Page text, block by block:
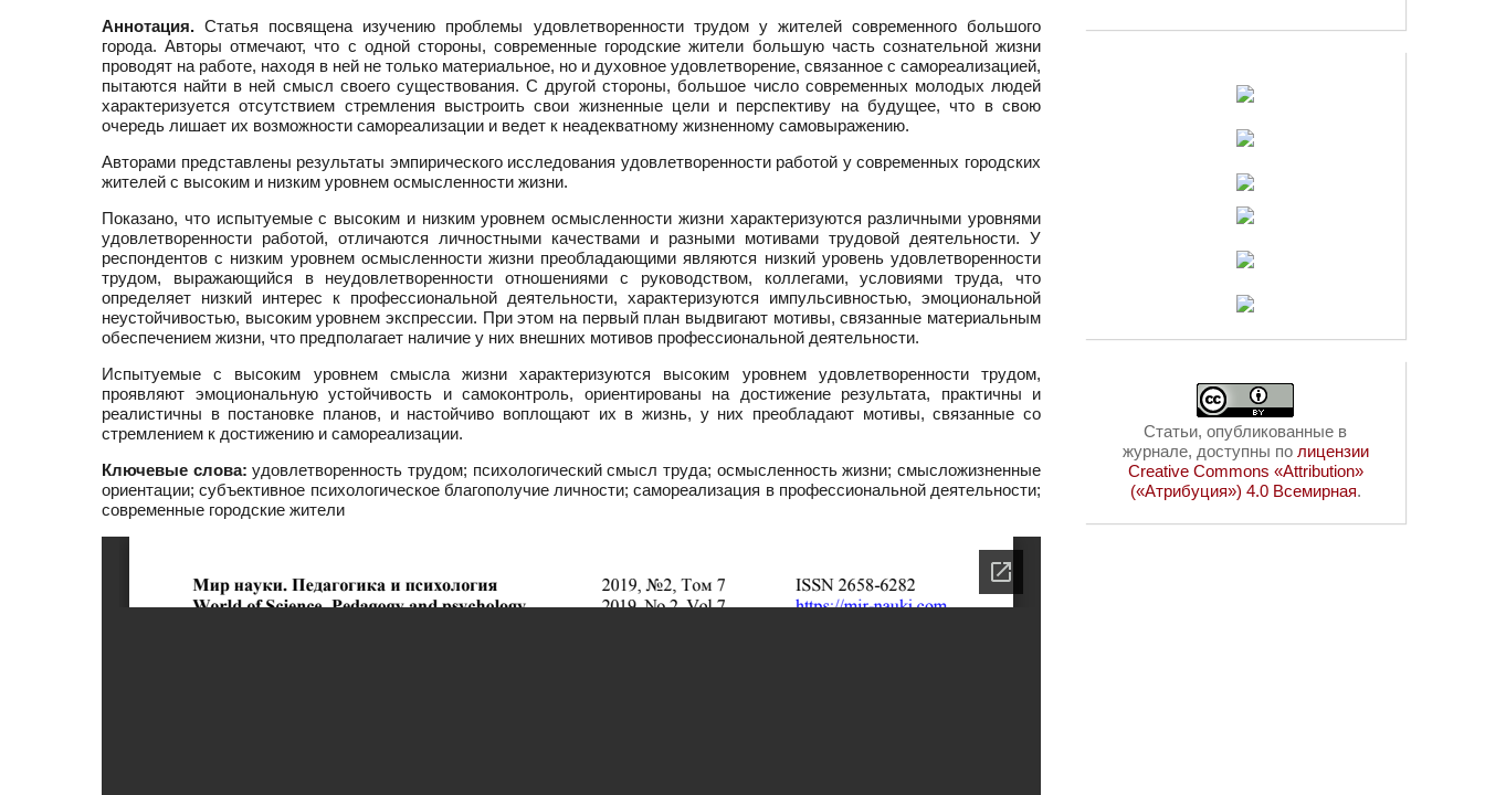
Аннотация. Статья посвящена изучению проблемы удовлетворенности трудом у жителей современного большого
города. Авторы отмечают, что с одной стороны, современные городские жители большую часть сознательной жизни
проводят на работе, находя в ней не только материальное, но и духовное удовлетворение, связанное с самореализацией,
пытаются найти в ней смысл своего существования. С другой стороны, большое число современных молодых людей
характеризуется отсутствием стремления выстроить свои жизненные цели и перспективу на будущее, что в свою
очередь лишает их возможности самореализации и ведет к неадекватному жизненному самовыражению.
Авторами представлены результаты эмпирического исследования удовлетворенности работой у современных городских
жителей с высоким и низким уровнем осмысленности жизни.
Показано, что испытуемые с высоким и низким уровнем осмысленности жизни характеризуются различными уровнями
удовлетворенности работой, отличаются личностными качествами и разными мотивами трудовой деятельности. У
респондентов с низким уровнем осмысленности жизни преобладающими являются низкий уровень удовлетворенности
трудом, выражающийся в неудовлетворенности отношениями с руководством, коллегами, условиями труда, что
определяет низкий интерес к профессиональной деятельности, характеризуются импульсивностью, эмоциональной
неустойчивостью, высоким уровнем экспрессии. При этом на первый план выдвигают мотивы, связанные материальным
обеспечением жизни, что предполагает наличие у них внешних мотивов профессиональной деятельности.
Испытуемые с высоким уровнем смысла жизни характеризуются высоким уровнем удовлетворенности трудом,
проявляют эмоциональную устойчивость и самоконтроль, ориентированы на достижение результата, практичны и
реалистичны в постановке планов, и настойчиво воплощают их в жизнь, у них преобладают мотивы, связанные со
стремлением к достижению и самореализации.
Ключевые слова: удовлетворенность трудом; психологический смысл труда; осмысленность жизни; смысложизненные
ориентации; субъективное психологическое благополучие личности; самореализация в профессиональной деятельности;
современные городские жители
Статьи, опубликованные в
журнале, доступны по лицензии
Creative Commons «Attribution»
(«Атрибуция») 4.0 Всемирная.